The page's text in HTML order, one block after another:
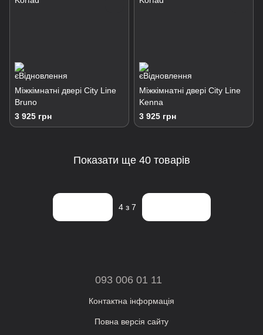
Міжкімнатні двері City Line
Bruno
3 925 грн
Міжкімнатні двері City Line
Kenna
3 925 грн
Показати ще 40 товарів
4з 7
093 006 01 11
Контактна інформація
Повна версія сайту